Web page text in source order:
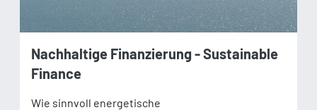
Nachhaltige Finanzierung - Sustainable
Finance
Wie sinnvoll energetische